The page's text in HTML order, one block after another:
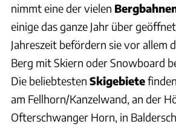
nimmt eine der vielen
einige das ganze Jahr über
Jahreszeit befördern sie vor allem
Berg mit Skiern oder Snowboard
Die beliebtesten Skigebiete
am Fellhorn/Kanzelwand, an der
Ofterschwanger Horn, in